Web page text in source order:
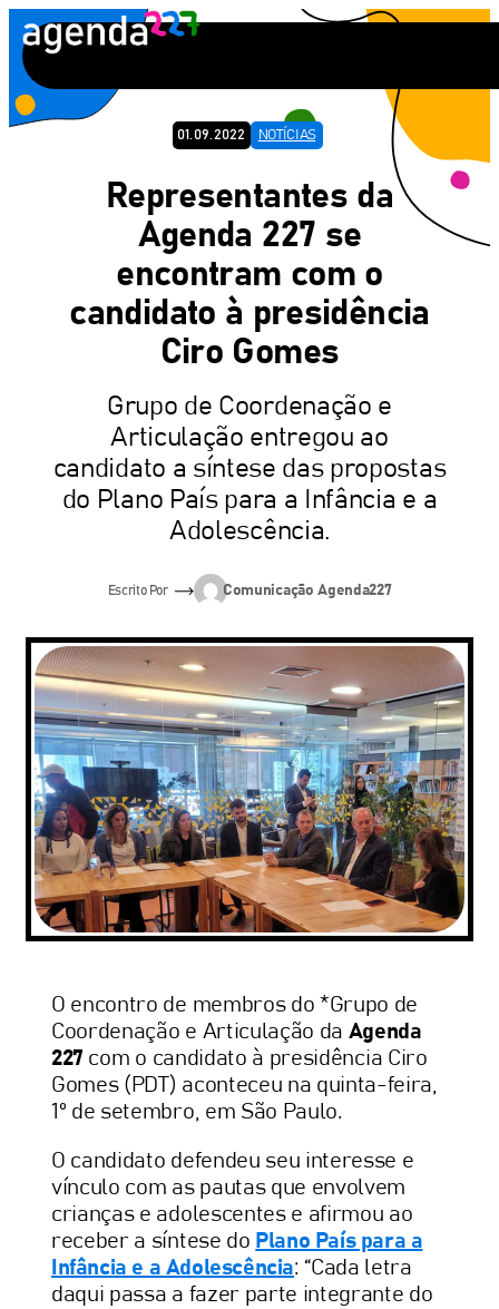
para
conteúdo
01.09.2022 NOTÍCIAS
Representantes da
Agenda 227 se
encontram com o
candidato à presidência
Ciro Gomes
Grupo de Coordenação e
Articulação entregou ao
candidato a síntese das propostas
do Plano País para a Infância e a
Adolescência.
Escrito Por Comunicação Agenda227
O encontro de membros do *Grupo de
Coordenação e Articulação da Agenda
227 com o candidato à presidência Ciro
Gomes (PDT) aconteceu na quinta-feira,
1º de setembro, em São Paulo.
O candidato defendeu seu interesse e
vínculo com as pautas que envolvem
crianças e adolescentes e afirmou ao
receber a síntese do Plano País para a
Infância e a Adolescência: “Cada letra
daqui passa a fazer parte integrante do